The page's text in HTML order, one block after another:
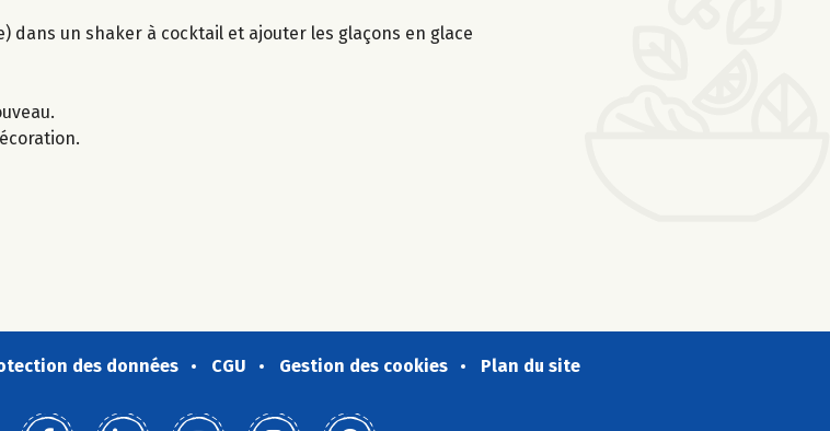
un shaker à cocktail et ajouter les glaçons en glace
des données CGU Gestion des cookies Plan du site